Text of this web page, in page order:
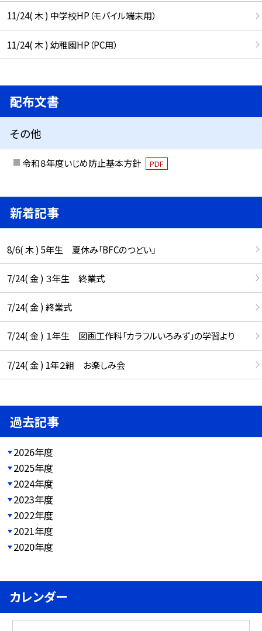
11/24( 木 ) 中学校HP（モバイル端末用）
11/24( 木 ) 幼稚園HP（PC用）
配布文書
その他
令和８年度いじめ防止基本方針 PDF
新着記事
8/6( 木 ) 5年生 夏休み「BFCのつどい」
7/24( 金 ) ３年生 終業式
7/24( 金 ) 終業式
7/24( 金 ) １年生 図画工作科「カラフルいろみず」の学習より
7/24( 金 ) 1年２組 お楽しみ会
過去記事
2026年度
2025年度
2024年度
2023年度
2022年度
2021年度
2020年度
カレンダー